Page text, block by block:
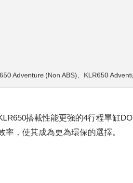
Adventure (Non ABS)、KLR650
搭載性能更強的4行程單缸
率，使其成為更為環保的選擇。